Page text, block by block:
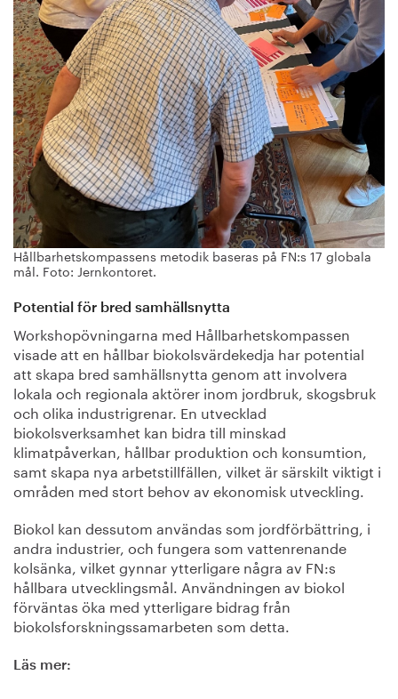
Hållbarhetskompassens metodik baseras på FN:s 17 globala
mål. Foto: Jernkontoret.
Potential för bred samhällsnytta
Workshopövningarna med Hållbarhetskompassen
visade att en hållbar biokolsvärdekedja har potential
att skapa bred samhällsnytta genom att involvera
lokala och regionala aktörer inom jordbruk, skogsbruk
och olika industrigrenar. En utvecklad
biokolsverksamhet kan bidra till minskad
klimatpåverkan, hållbar produktion och konsumtion,
samt skapa nya arbetstillfällen, vilket är särskilt viktigt i
områden med stort behov av ekonomisk utveckling.
Biokol kan dessutom användas som jordförbättring, i
andra industrier, och fungera som vattenrenande
kolsänka, vilket gynnar ytterligare några av FN:s
hållbara utvecklingsmål. Användningen av biokol
förväntas öka med ytterligare bidrag från
biokolsforskningssamarbeten som detta.
Läs mer: